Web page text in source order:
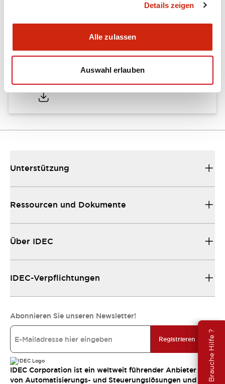
Details zeigen
Alle zulassen
Auswahl erlauben
Brauche Hilfe ?
Unterstützung
Ressourcen und Dokumente
Über IDEC
IDEC-Verpflichtungen
Abonnieren Sie unseren Newsletter!
Registrieren
IDEC Corporation ist ein weltweit führender Anbieter
von Automatisierungs- und Steuerungslösungen und